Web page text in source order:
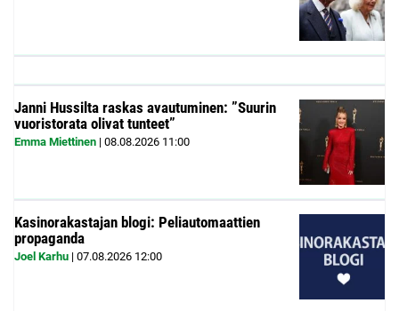
Janni Hussilta raskas avautuminen: ”Suurin
vuoristorata olivat tunteet”
Emma Miettinen | 08.08.2026 11:00
Kasinorakastajan blogi: Peliautomaattien
propaganda
Joel Karhu | 07.08.2026 12:00